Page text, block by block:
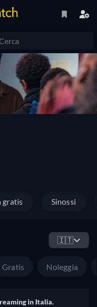
gratis Sinossi
🇮🇹
Gratis Noleggia
in Italia.